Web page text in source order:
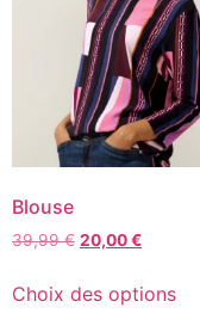
Blouse
39,99€ 20,00€
Choix des options